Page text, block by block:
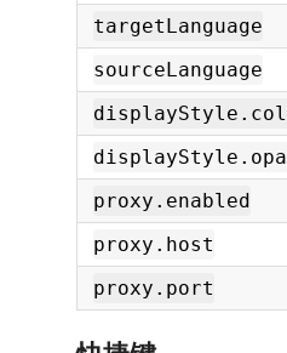
targetLanguage
sourceLanguage
proxy.enabled
proxy.host
proxy.port